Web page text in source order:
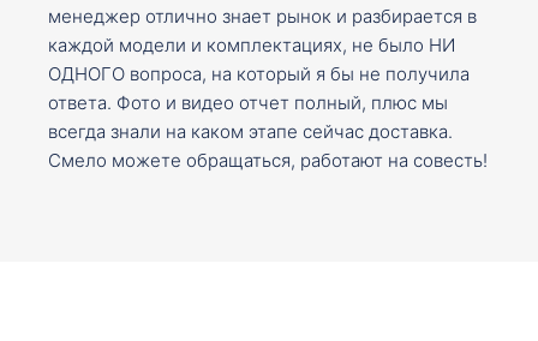
менеджер отлично знает рынок и разбирается в
каждой модели и комплектациях, не было НИ
ОДНОГО вопроса, на который я бы не получила
ответа. Фото и видео отчет полный, плюс мы
всегда знали на каком этапе сейчас доставка.
Смело можете обращаться, работают на совесть!